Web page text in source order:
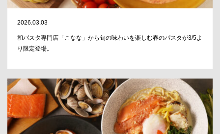
2026.03.03
和パスタ専門店「こなな」から旬の味わいを楽しむ春のパスタが3/5よ
り限定登場。